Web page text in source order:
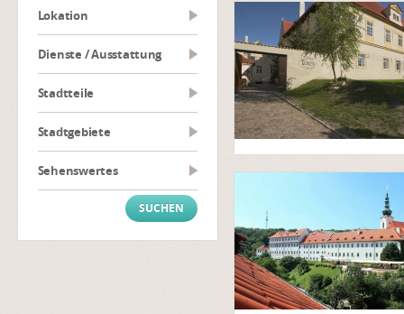
Lokation
Dienste / Ausstattung
Stadtteile
Stadtgebiete
Sehenswertes